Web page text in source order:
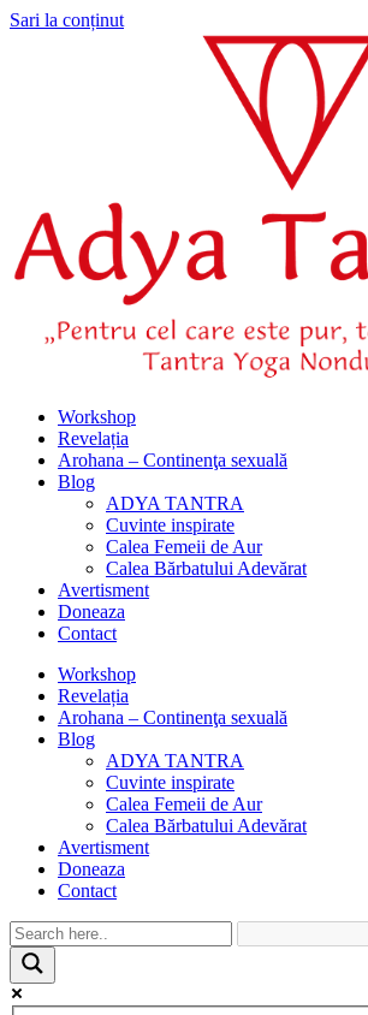
Sari la conținut
Workshop
Revelația
Arohana – Continenţa sexuală
Blog
ADYA TANTRA
Cuvinte inspirate
Calea Femeii de Aur
Calea Bărbatului Adevărat
Avertisment
Doneaza
Contact
Workshop
Revelația
Arohana – Continenţa sexuală
Blog
ADYA TANTRA
Cuvinte inspirate
Calea Femeii de Aur
Calea Bărbatului Adevărat
Avertisment
Doneaza
Contact